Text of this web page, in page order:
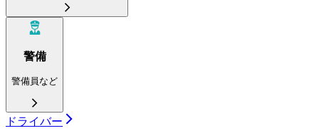
警備
警備員など
ドライバー